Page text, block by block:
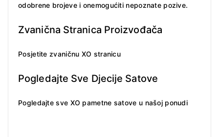
odobrene brojeve i onemogućiti nepoznate pozive.
Zvanična Stranica Proizvođača
Posjetite zvaničnu XO stranicu
Pogledajte Sve Djecije Satove
Pogledajte sve XO pametne satove u našoj ponudi